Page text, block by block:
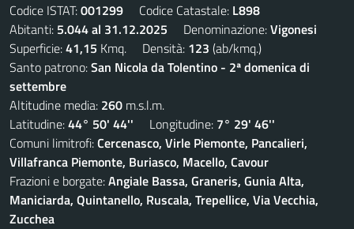
Codice ISTAT:001299 Codice Catastale: L898
Abitanti: 5.044 al 31.12.2025 Denominazione:Vigonesi
Superficie:41,15 Kmq. Densità: 123 (ab/kmq.)
Santo patrono:San Nicola da Tolentino - 2ª domenica di
settembre
Altitudine media: 260 m.s.l.m.
Latitudine:44° 50' 44'' Longitudine: 7° 29' 46''
Comuni limitrofi:Cercenasco, Virle Piemonte, Pancalieri,
Villafranca Piemonte, Buriasco, Macello, Cavour
Frazioni e borgate:Angiale Bassa, Graneris, Gunia Alta,
Maniciarda, Quintanello, Ruscala, Trepellice, Via Vecchia,
Zucchea